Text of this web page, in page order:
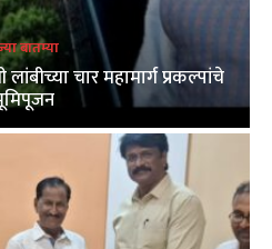
बातम्या
चार महामार्ग प्रकल्पांचे